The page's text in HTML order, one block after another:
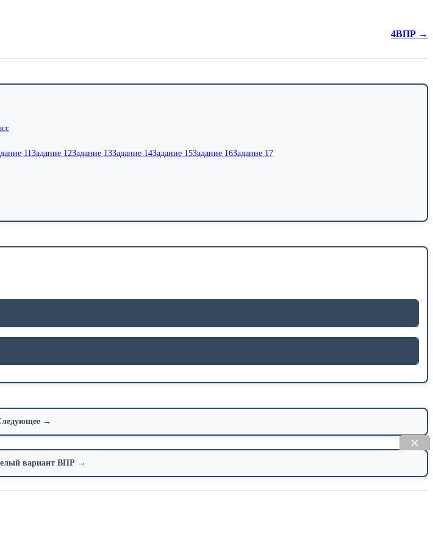
4ВПР →
11Задание 12Задание 13Задание 14Задание 15Задание 16Задание 17
→
вариант ВПР →